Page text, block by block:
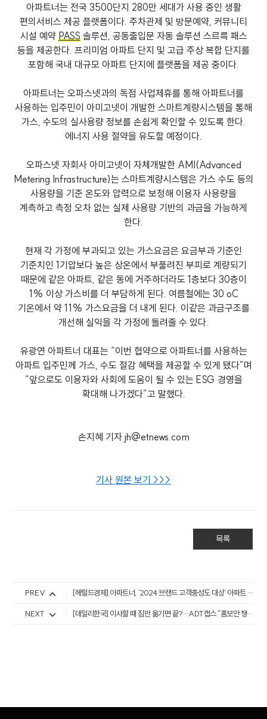
아파트너는 전국 3500단지 280만 세대가 사용 중인 생활
편의서비스 제공 플랫폼이다. 주차관제 및 방문예약, 커뮤니티
시설 예약 PASS 솔루션, 공동출입문 자동 솔루션 스르륵 패스
등을 제공한다. 프리미엄 아파트 단지 및 고급 주상 복합 단지를
포함해 국내 대규모 아파트 단지에 플랫폼을 제공 중이다.
아파트너는 오파스넷과의 독점 사업제휴를 통해 아파트너를
사용하는 입주민이 아미고넷이 개발한 스마트계량시스템을 통해
가스, 수도의 실사용량 정보를 손쉽게 확인할 수 있도록 한다.
에너지 사용 절약을 유도할 예정이다.
오파스넷 자회사 아미고넷이 자체개발한 AMI(Advanced
Metering Infrastructure)는 스마트계량시스템은 가스 수도 등의
사용량을 기준 온도와 압력으로 보정해 이용자 사용량을
계측하고 측정 오차 없는 실제 사용량 기반의 과금을 가능하게
한다.
현재 각 가정에 부과되고 있는 가스요금은 요금부과 기준인
기준치인 1기압보다 높은 상온에서 부풀려진 부피로 계량되기
때문에 같은 아파트, 같은 동에 거주하더라도 1층보다 30층이
1% 이상 가스비를 더 부담하게 된다. 여름철에는 30 oC
기온에서 약 11% 가스요금을 더 내게 된다. 이같은 과금구조를
개선해 실익을 각 가정에 돌려줄 수 있다.
유광연 아파트너 대표는 “이번 협약으로 아파트너를 사용하는
아파트 입주민께 가스, 수도 절감 혜택을 제공할 수 있게 됐다”며
“앞으로도 이용자와 사회에 도움이 될 수 있는 ESG 경영을
확대해 나가겠다”고 말했다.
손지혜 기자 jh@etnews.com
기사 원본 보기 >>>
목록
PREV [헤럴드경제] 아파트너, ‘2024 브랜드 고객충성도 대상’ 아파트 관리 앱 부문에서 1위 선정
NEXT [데일리한국] 이사할 때 짐만 옮기면 끝?…ADT캡스 "홈보안 챙기세요"